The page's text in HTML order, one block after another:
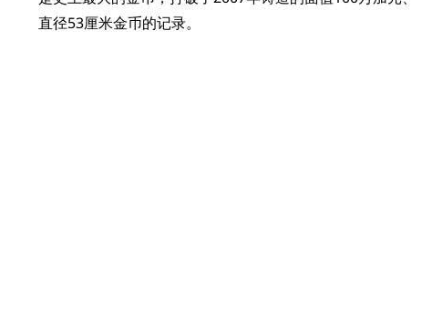
直径53厘米金币的记录。